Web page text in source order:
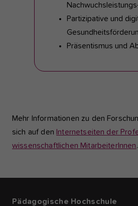
Partizipative und
Präsentismus und
Mehr Informationen zu den
sich auf den Internetseiten der
wissenschaftlichen MitarbeiterInnen.
Pädagogische Hochschule